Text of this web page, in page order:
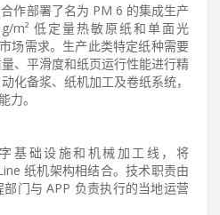
作部署了名为 PM 6 的集成生产
m² 低定量热敏原纸和单面光
场需求。生产此类特定纸种需要
、平滑度和纸页运行性能进行精
化备浆、纸机加工及卷纸系统，
力。
基础设施和机械加工线，将
纸机架构相结合。技术职责由
门与 APP 负责执行的当地运营